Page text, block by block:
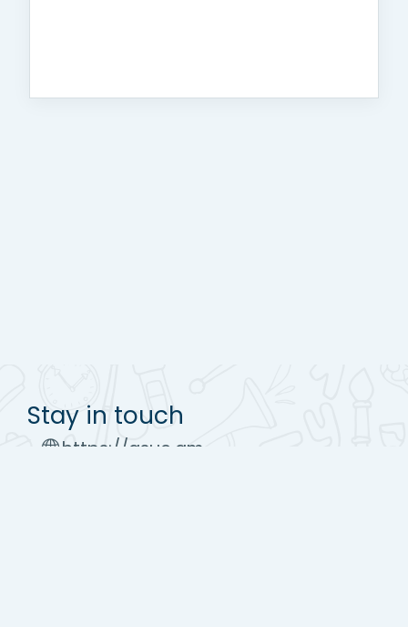
Stay in touch
https://asue.am